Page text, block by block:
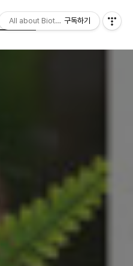
All about Biotechnology, 바이오텍의
구독하기